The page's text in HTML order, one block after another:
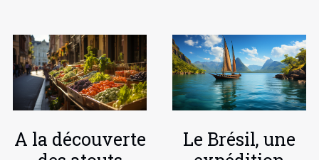
A la découverte
Le Brésil, une